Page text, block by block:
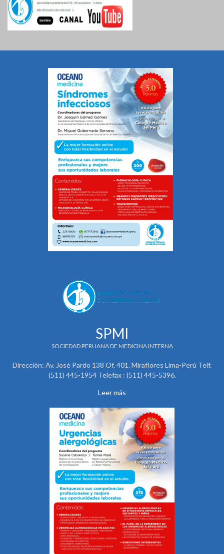
SPMI
SOCIEDAD PERUANA DE MEDICINA INTERNA
Dirección: Av. José Pardo 138 Of. 401. Miraflores Lima-Perú Telf.
(511) 445-1954 Telefax : (511) 445-5396.
Leer más